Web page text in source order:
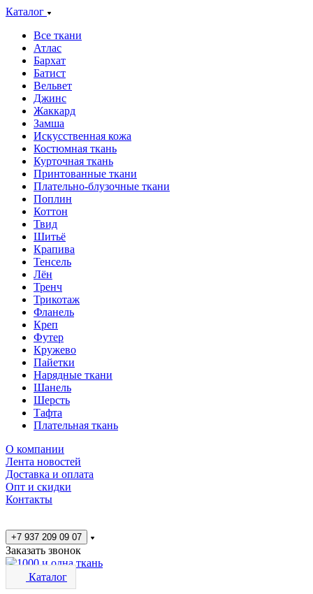
Каталог
Все ткани
Атлас
Бархат
Батист
Вельвет
Джинс
Жаккард
Замша
Искусственная кожа
Костюмная ткань
Курточная ткань
Принтованные ткани
Плательно-блузочные ткани
Поплин
Коттон
Твид
Шитьё
Крапива
Тенсель
Лён
Тренч
Трикотаж
Фланель
Креп
Футер
Кружево
Пайетки
Нарядные ткани
Шанель
Шерсть
Тафта
Плательная ткань
О компании
Лента новостей
Доставка и оплата
Опт и скидки
Контакты
+7 937 209 09 07
Заказать звонок
Каталог